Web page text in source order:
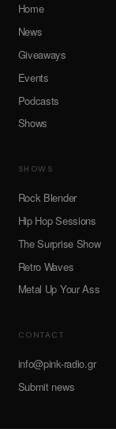
Home
News
Giveaways
Events
Podcasts
Shows
SHOWS
Rock Blender
Hip Hop Sessions
The Surprise Show
Retro Waves
Metal Up Your Ass
CONTACT
info@pink-radio.gr
Submit news